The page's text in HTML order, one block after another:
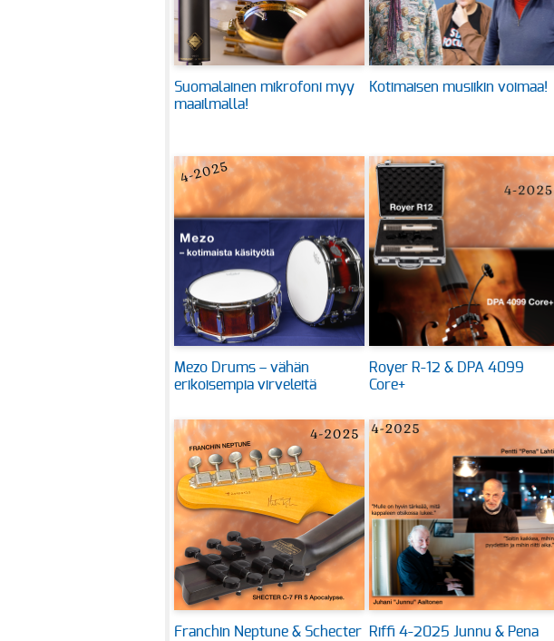
Suomalainen mikrofoni myy
maailmalla!
Kotimaisen musiikin voimaa!
Mezo Drums – vähän
erikoisempia virveleitä
Royer R-12 & DPA 4099
Core+
Franchin Neptune & Schecter Riffi 4-2025 Junnu & Pena